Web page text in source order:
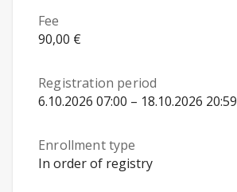
Fee
90,00 €
Registration period
6.10.2026 07:00 – 18.10.2026 20:59
Enrollment type
In order of registry